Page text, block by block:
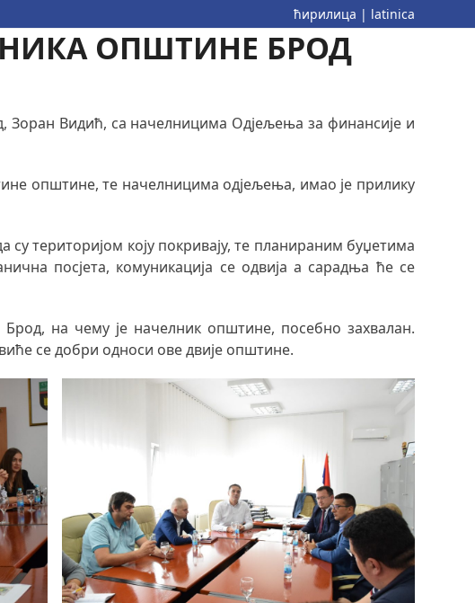
ћирилица | latinica
ОПШТИНЕ БРОД
Видић, са начелницима Одјељења за финансије и
општине, те начелницима одјељења, имао је прилику
територијом коју покривају, те планираним буџетима
посјета, комуникација се одвија а сарадња ће се
на чему је начелник општине, посебно захвалан.
се добри односи ове двије општине.